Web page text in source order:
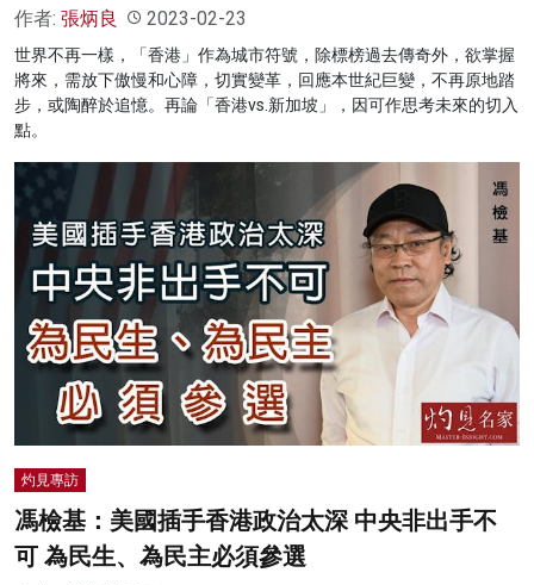
作者: 張炳良 2023-02-23
世界不再一樣，「香港」作為城市符號，除標榜過去傳奇外，欲掌握
將來，需放下傲慢和心障，切實變革，回應本世紀巨變，不再原地踏
步，或陶醉於追憶。再論「香港vs.新加坡」，因可作思考未來的切入
點。
灼見專訪
馮檢基：美國插手香港政治太深 中央非出手不
可 為民生、為民主必須參選